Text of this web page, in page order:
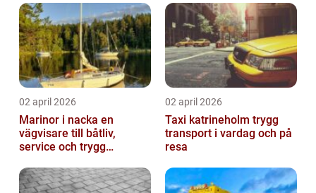
02 april 2026
Marinor i nacka en
vägvisare till båtliv,
service och trygg
02 april 2026
Taxi katrineholm trygg
transport i vardag och på
resa